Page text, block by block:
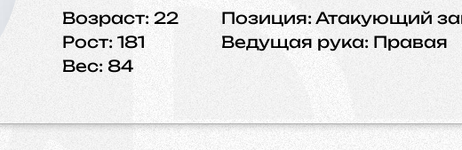
Возраст:22
Рост: 181
Вес: 84
Позиция:Атакующий
Ведущая рука: Правая